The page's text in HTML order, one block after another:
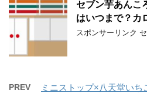
セブン芋あんこ
はいつまで？カ
スポンサーリンク
PREV
ミニストップ×八天堂い